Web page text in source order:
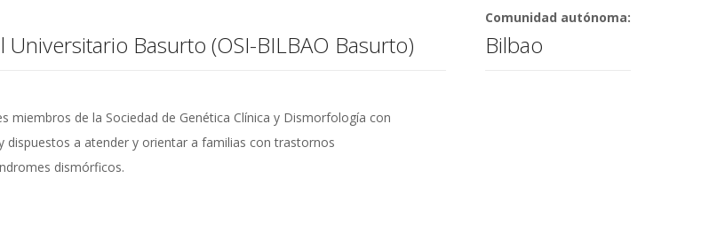
Universitario Basurto (OSI-BILBAO Basurto)
miembros de la Sociedad de Genética Clínica y Dismorfología con
dispuestos a atender y orientar a familias con trastornos
dismórficos.
Comunidad autónoma:
Bilbao